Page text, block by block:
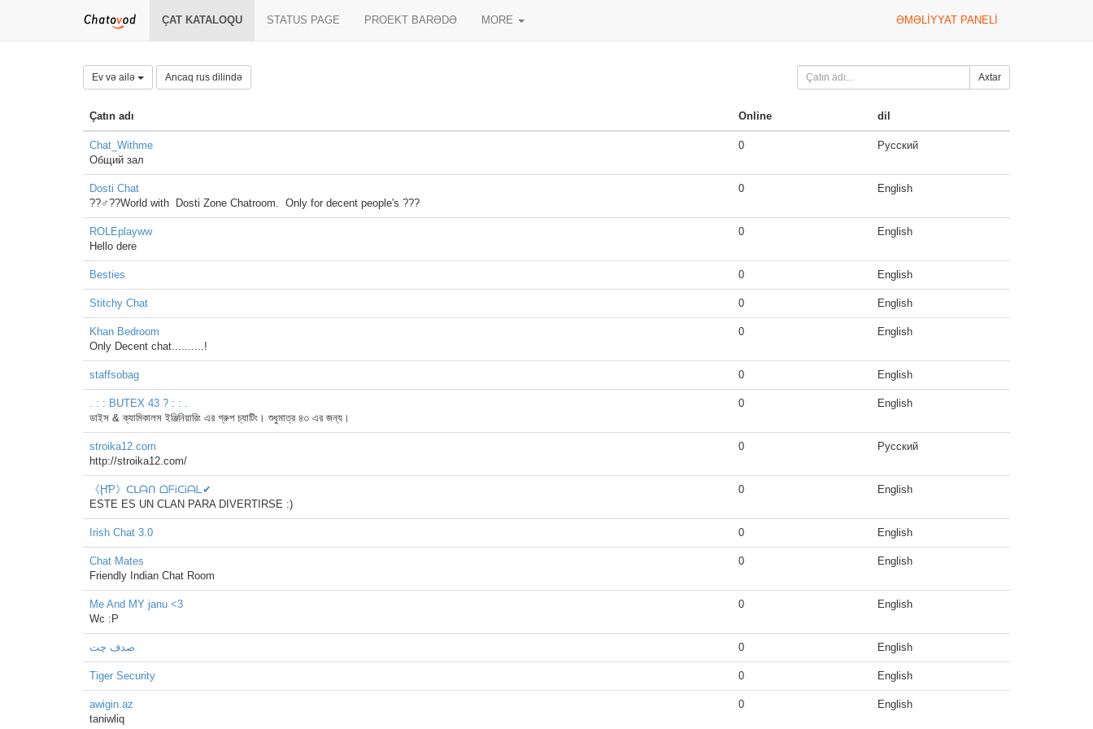
ÇAT KATALOQU STATUS PAGE PROEKT BARƏDƏ MORE ƏMƏLIYYAT PANELI
Ev və ailə Ancaq rus dilində Axtar
Çatın adı Online dil
Chat_Withme
Общий зал
0 Русский
Dosti Chat
??‍♂️?‍?World with Dosti Zone Chatroom. Only for decent people's ???
0 English
ROLEplayww
Hello dere
0 English
Besties 0 English
Stitchy Chat 0 English
Khan Bedroom
Only Decent chat..........!
0 English
staffsobag 0 English
. : : BUTEX 43 ? : : .
ডাইস & ক্যামিকালস ইঞ্জিনিয়ারিং এর গ্রুপ চ্যাটিং। শুধুমাত্র ৪৩ এর জন্য।
0 English
stroika12.com
http://stroika12.com/
0 Русский
《ḨƤ》ᑕᒪᗩᑎ ᗝᖴᎥᑕᎥᗩᒪ✔
ESTE ES UN CLAN PARA DIVERTIRSE :)
0 English
Irish Chat 3.0 0 English
Chat Mates
Friendly Indian Chat Room
0 English
Me And MY janu <3
Wc :P
0 English
صدف چت 0 English
Tiger Security 0 English
awigin.az
taniwliq
0 English